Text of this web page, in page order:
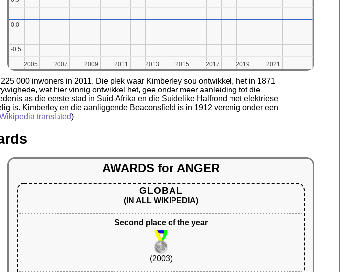
2005
2005 2007
2007 2009
2009 2011
2011 2013
2013 2015
2015 2017
2017 2019
2019 2021
2021
-0.5
-0.5
0.0
0.0
000 inwoners in 2011. Die plek waar Kimberley sou ontwikkel, het in 1871
wat hier vinnig ontwikkel het, gee onder meer aanleiding tot die
as die eerste stad in Suid-Afrika en die Suidelike Halfrond met elektriese
is. Kimberley en die aanliggende Beaconsfield is in 1912 verenig onder een
Wikipedia translated)
AWARDS for ANGER
GLOBAL
(IN ALL WIKIPEDIA)
Second place of the year
(2003)